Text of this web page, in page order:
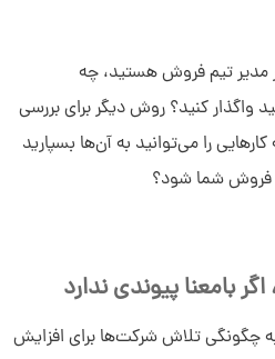
مدیر تیم فروش هستید، چه
واگذار کنید؟ روش دیگر برای بررسی
را می‌توانید به آن‌ها بسپارید
فروش شما شود؟
چگونگی تلاش شرکت‌ها برای افزایش